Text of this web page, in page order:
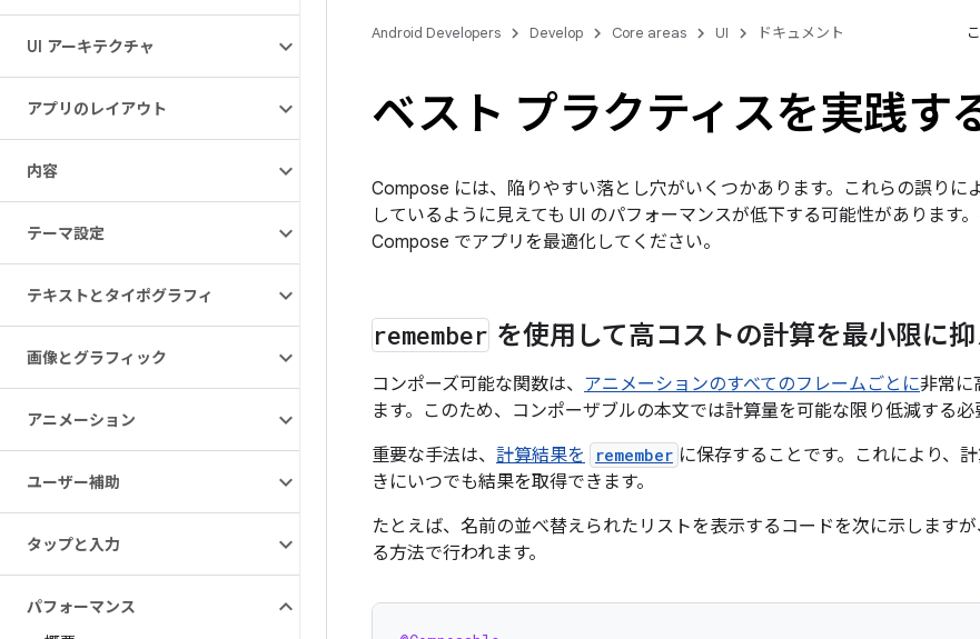
UI アーキテクチャ
アプリのレイアウト
内容
テーマ設定
テキストとタイポグラフィ
画像とグラフィック
アニメーション
ユーザー補助
タップと入力
パフォーマンス
Android Developers Develop Core areas UI ドキュメント
ベスト プラクティスを実践す
Compose には、陥りやすい落とし穴がいくつかあります。これらの誤りに
しているように見えても UI のパフォーマンスが低下する可能性があります
Compose でアプリを最適化してください。
remember を使用して高コストの計算を最小限に抑
コンポーズ可能な関数は、 アニメーションのすべてのフレームごとに非常に
ます。このため、コンポーザブルの本文では計算量を可能な限り低減する必
重要な手法は、 計算結果を remember に保存することです。これにより、
きにいつでも結果を取得できます。
たとえば、名前の並べ替えられたリストを表示するコードを次に示します
る方法で行われます。